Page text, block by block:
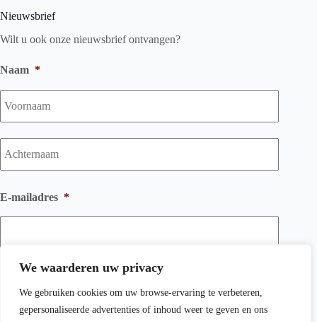
We waarderen uw privacy
We gebruiken cookies om uw browse-ervaring te verbeteren,
gepersonaliseerde advertenties of inhoud weer te geven en ons
Nieuwsbrief
Wilt u ook onze nieuwsbrief ontvangen?
Naam *
E-mailadres *